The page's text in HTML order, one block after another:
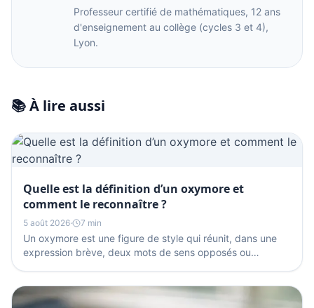
Professeur certifié de mathématiques, 12 ans
d'enseignement au collège (cycles 3 et 4),
Lyon.
📚 À lire aussi
Quelle est la définition d’un oxymore et
comment le reconnaître ?
5 août 2026· 7 min
Un oxymore est une figure de style qui réunit, dans une
expression brève, deux mots de sens opposés ou